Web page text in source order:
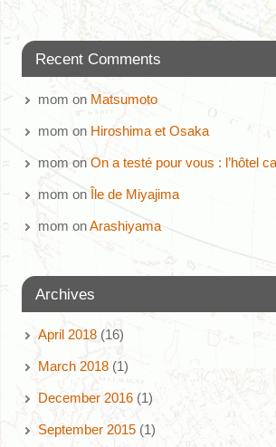
Recent Comments
mom on Matsumoto
mom on Hiroshima et Osaka
mom on On a testé pour vous : l’hôtel
mom on Île de Miyajima
mom onArashiyama
Archives
April 2018(16)
March 2018(1)
December 2016(1)
September 2015(1)